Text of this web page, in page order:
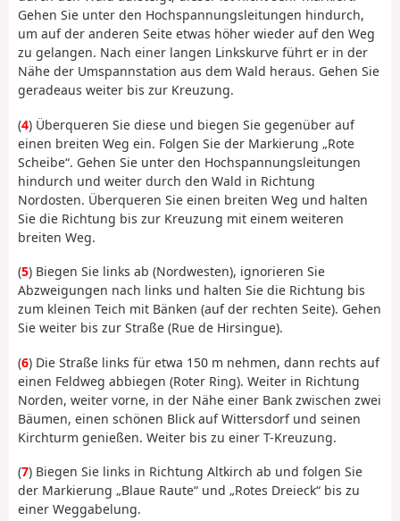
Gehen Sie unter den Hochspannungsleitungen hindurch,
um auf der anderen Seite etwas höher wieder auf den Weg
zu gelangen. Nach einer langen Linkskurve führt er in der
Nähe der Umspannstation aus dem Wald heraus. Gehen Sie
geradeaus weiter bis zur Kreuzung.
(4) Überqueren Sie diese und biegen Sie gegenüber auf
einen breiten Weg ein. Folgen Sie der Markierung „Rote
Scheibe“. Gehen Sie unter den Hochspannungsleitungen
hindurch und weiter durch den Wald in Richtung
Nordosten. Überqueren Sie einen breiten Weg und halten
Sie die Richtung bis zur Kreuzung mit einem weiteren
breiten Weg.
(5) Biegen Sie links ab (Nordwesten), ignorieren Sie
Abzweigungen nach links und halten Sie die Richtung bis
zum kleinen Teich mit Bänken (auf der rechten Seite). Gehen
Sie weiter bis zur Straße (Rue de Hirsingue).
(6) Die Straße links für etwa 150 m nehmen, dann rechts auf
einen Feldweg abbiegen (Roter Ring). Weiter in Richtung
Norden, weiter vorne, in der Nähe einer Bank zwischen zwei
Bäumen, einen schönen Blick auf Wittersdorf und seinen
Kirchturm genießen. Weiter bis zu einer T-Kreuzung.
(7) Biegen Sie links in Richtung Altkirch ab und folgen Sie
der Markierung „Blaue Raute“ und „Rotes Dreieck“ bis zu
einer Weggabelung.